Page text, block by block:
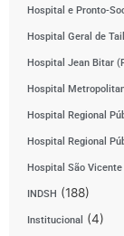
Hospital e Pronto-
Hospital Geral de
Hospital Jean Bitar
Hospital
Hospital Regional
Hospital Regional
Hospital São Vicente
INDSH (188)
Institucional (4)